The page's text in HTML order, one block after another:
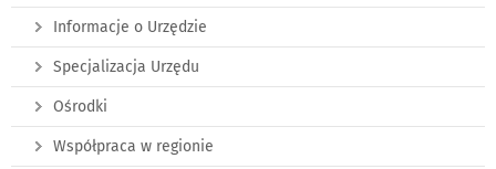
Informacje o Urzędzie
Specjalizacja Urzędu
Ośrodki
Współpraca w regionie